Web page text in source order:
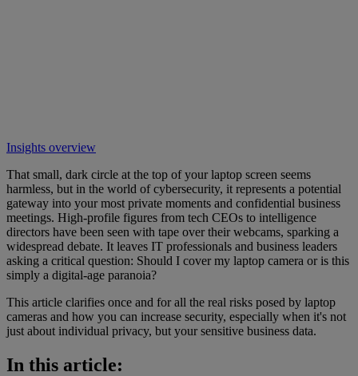
Insights overview
That small, dark circle at the top of your laptop screen seems
harmless, but in the world of cybersecurity, it represents a potential
gateway into your most private moments and confidential business
meetings. High-profile figures from tech CEOs to intelligence
directors have been seen with tape over their webcams, sparking a
widespread debate. It leaves IT professionals and business leaders
asking a critical question: Should I cover my laptop camera or is this
simply a digital-age paranoia?
This article clarifies once and for all the real risks posed by laptop
cameras and how you can increase security, especially when it's not
just about individual privacy, but your sensitive business data.
In this article: